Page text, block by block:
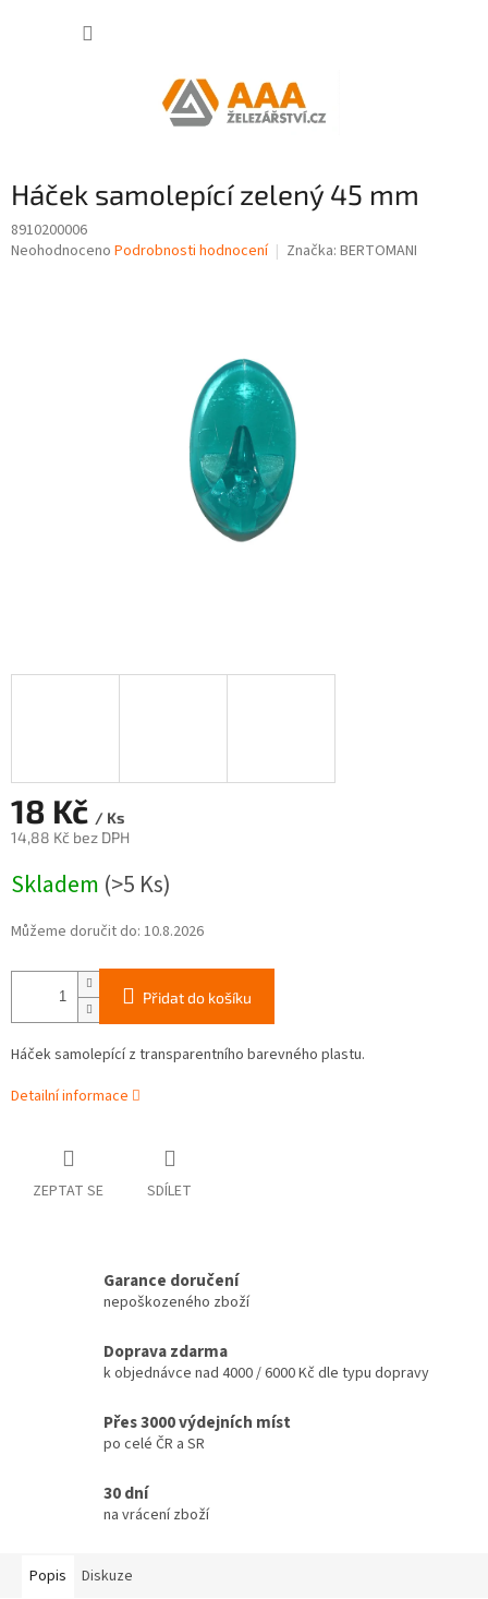
Háček samolepící zelený 45 mm
8910200006
Průměrné
Neohodnoceno Podrobnosti hodnocení Značka: BERTOMANI
18 Kč / Ks
14,88 Kč bez DPH
cena:
Skladem (>5 Ks)
Můžeme doručit do: 10.8.2026
Přidat do košíku
Háček samolepící z transparentního barevného plastu.
Detailní informace
ZEPTAT SE SDÍLET
Garance doručení
nepoškozeného zboží
Doprava zdarma
k objednávce nad 4000 / 6000 Kč dle typu dopravy
Přes 3000 výdejních míst
po celé ČR a SR
30 dní
na vrácení zboží
Popis Diskuze